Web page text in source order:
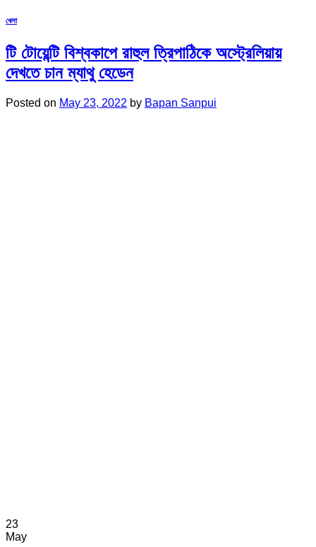
খেলা
টি টোয়েন্টি বিশ্বকাপে রাহুল ত্রিপাঠিকে অস্ট্রেলিয়ায়
দেখতে চান ম্যাথু হেডেন
Posted on May 23, 2022 by Bapan Sanpui
23
May